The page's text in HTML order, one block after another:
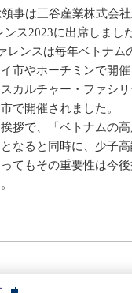
事は三谷産業株式会
ス2023に出席しまし
レンスは毎年ベトナム
市やホーチミンで開
カルチャー・ファシ
で開催されました。
拶で、「ベトナムの
なると同時に、少子
てもその重要性は今